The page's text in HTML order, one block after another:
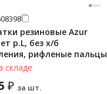
резиновые Azur
р.L, без х/б
рифленые пальцы
складе
₽ за шт.